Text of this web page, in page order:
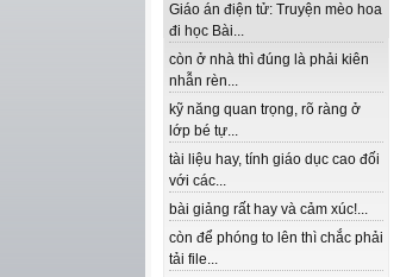
Giáo án điện tử: Truyện mèo hoa
đi học Bài...
còn ở nhà thì đúng là phải kiên
nhẫn rèn...
kỹ năng quan trọng, rõ ràng ở
lớp bé tự...
tài liệu hay, tính giáo dục cao đối
với các...
bài giảng rất hay và cảm xúc!...
còn để phóng to lên thì chắc phải
tải file...